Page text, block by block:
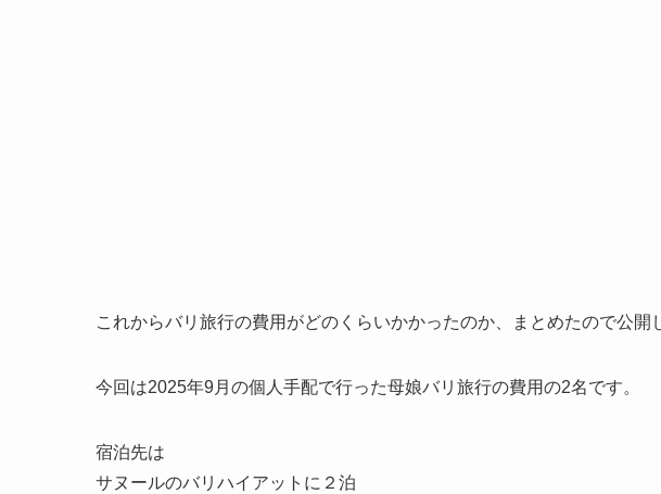
これからバリ旅行の費用がどのくらいかかったのか、まとめたので公開
今回は2025年9月の個人手配で行った母娘バリ旅行の費用の2名です。
宿泊先は
サヌールのバリハイアットに２泊